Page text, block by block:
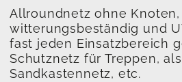
Allroundnetz ohne
witterungsbeständig und
fast jeden Einsatzbereich
Schutznetz für Treppen,
Sandkastennetz, etc.